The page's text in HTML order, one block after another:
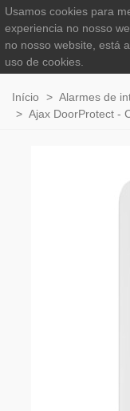
Início > Alarmes de
> Ajax DoorProtect -
Usamos cookies para
experiencia no nosso
no nosso website, está
uso de cookies.